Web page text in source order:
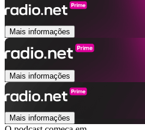
Mais informações
Mais informações
Mais informações